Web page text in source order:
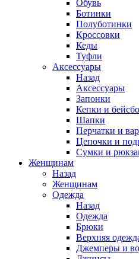
Обувь
Ботинки
Полуботинки
Кроссовки
Кеды
Туфли
Аксессуары
Назад
Аксессуары
Запонки
Кепки и
Шапки
Перчатки и
Цепочки и
Сумки и
Женщинам
Назад
Женщинам
Одежда
Назад
Одежда
Брюки
Верхняя
Джемперы и